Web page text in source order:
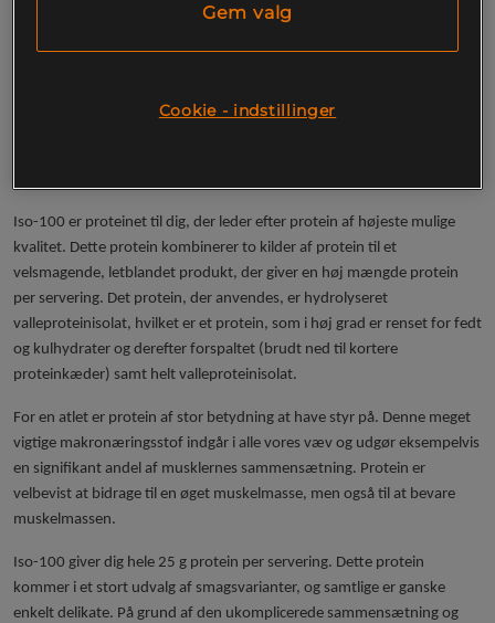
dig alt, hvad du behøver. Et højt proteindhold, lavt indhold af
kulhydrater og fedt samt protein fra to højkvalitetskilder.
25 g protein per servering
Iso-100 er proteinet til dig, der leder efter protein af højeste mulige
kvalitet. Dette protein kombinerer to kilder af protein til et
velsmagende, letblandet produkt, der giver en høj mængde protein
per servering. Det protein, der anvendes, er hydrolyseret
valleproteinisolat, hvilket er et protein, som i høj grad er renset for fedt
og kulhydrater og derefter forspaltet (brudt ned til kortere
proteinkæder) samt helt valleproteinisolat.
For en atlet er protein af stor betydning at have styr på. Denne meget
vigtige makronæringsstof indgår i alle vores væv og udgør eksempelvis
en signifikant andel af musklernes sammensætning. Protein er
velbevist at bidrage til en øget muskelmasse, men også til at bevare
muskelmassen.
Iso-100 giver dig hele 25 g protein per servering. Dette protein
kommer i et stort udvalg af smagsvarianter, og samtlige er ganske
enkelt delikate. På grund af den ukomplicerede sammensætning og
Gem valg
Cookie - indstillinger